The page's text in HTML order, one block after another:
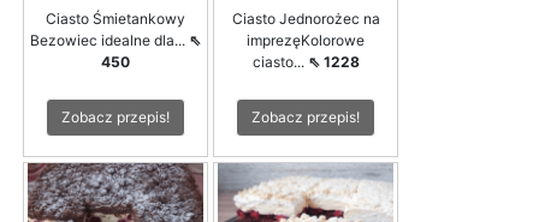
Ciasto Śmietankowy
Bezowiec idealne dla... ⇖
450
Zobacz przepis!
Ciasto Jednorożec na
imprezęKolorowe
ciasto... ⇖ 1228
Zobacz przepis!